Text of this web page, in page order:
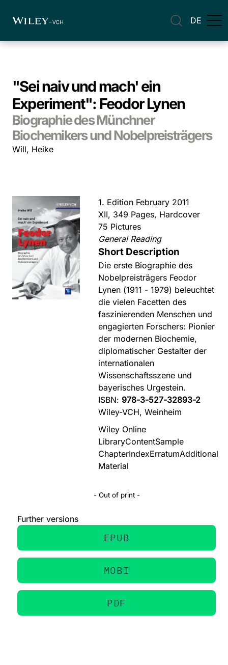
DE
"Sei naiv und mach' ein
Experiment": Feodor Lynen
Biographie des Münchner
Biochemikers und Nobelpreisträgers
Will, Heike
1. Edition February 2011
XII, 349 Pages, Hardcover
75 Pictures
General Reading
Short Description
Die erste Biographie des
Nobelpreisträgers Feodor
Lynen (1911 - 1979) beleuchtet
die vielen Facetten des
faszinierenden Menschen und
engagierten Forschers: Pionier
der modernen Biochemie,
diplomatischer Gestalter der
internationalen
Wissenschaftsszene und
bayerisches Urgestein.
ISBN: 978-3-527-32893-2
Wiley-VCH, Weinheim
Wiley Online
LibraryContentSample
ChapterIndexErratumAdditional
Material
- Out of print -
Further versions
EPUB
MOBI
PDF